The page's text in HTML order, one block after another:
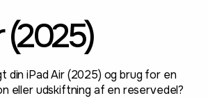
(2025)
din iPad Air (2025) og brug for en
eller udskiftning af en reservedel?